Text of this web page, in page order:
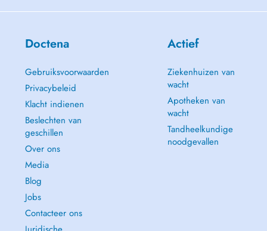
Doctena
Gebruiksvoorwaarden
Privacybeleid
Klacht indienen
Beslechten van
geschillen
Over ons
Media
Blog
Jobs
Contacteer ons
Actief
Ziekenhuizen van
wacht
Apotheken van
wacht
Tandheelkundige
noodgevallen